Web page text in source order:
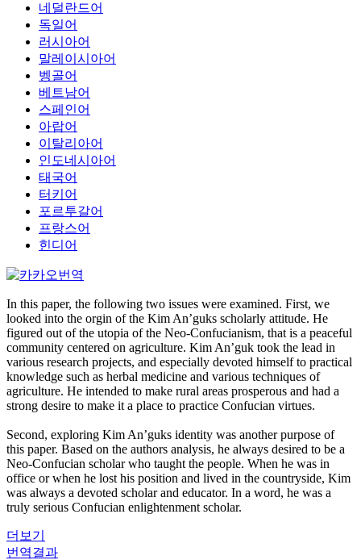
네덜란드어
독일어
러시아어
말레이시아어
벵골어
베트남어
스페인어
아랍어
이탈리아어
인도네시아어
태국어
터키어
포르투갈어
프랑스어
힌디어
In this paper, the following two issues were examined. First, we
looked into the orgin of the Kim An’guks scholarly attitude. He
figured out of the utopia of the Neo-Confucianism, that is a peaceful
community centered on agriculture. Kim An’guk took the lead in
various research projects, and especially devoted himself to practical
knowledge such as herbal medicine and various techniques of
agriculture. He intended to make rural areas prosperous and had a
strong desire to make it a place to practice Confucian virtues.
Second, exploring Kim An’guks identity was another purpose of
this paper. Based on the authors analysis, he always desired to be a
Neo-Confucian scholar who taught the people. When he was in
office or when he lost his position and lived in the countryside, Kim
was always a devoted scholar and educator. In a word, he was a
truly serious Confucian enlightenment scholar.
더보기
번역결과